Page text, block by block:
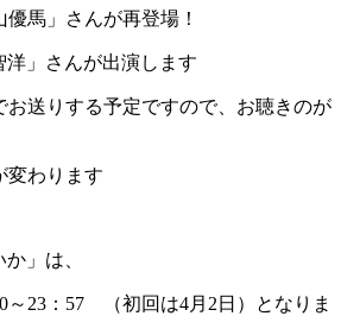
馬」さんが再登場！
洋」さんが出演します
お送りする予定ですので、お聴きのが
変わります
」は、
23：57 （初回は4月2日）となりま